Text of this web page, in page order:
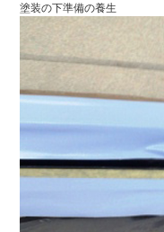
塗装の下準備の養生